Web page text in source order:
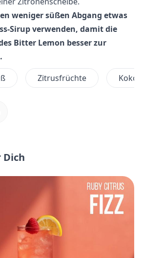
weniger süßen Abgang etwas
Sirup verwenden, damit die
Bitter Lemon besser zur
Zitrusfrüchte